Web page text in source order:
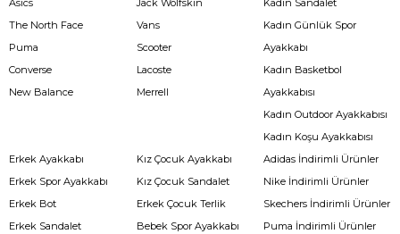
The North Face
Puma
Converse
New Balance
Vans
Scooter
Lacoste
Merrell
Kadın Günlük Spor
Ayakkabı
Kadın Basketbol
Ayakkabısı
Kadın Outdoor Ayakkabısı
Kadın Koşu Ayakkabısı
Erkek Ayakkabı
Erkek Spor Ayakkabı
Erkek Bot
Erkek Sandalet
Kız Çocuk Ayakkabı
Kız Çocuk Sandalet
Erkek Çocuk Terlik
Bebek Spor Ayakkabı
Adidas İndirimli Ürünler
Nike İndirimli Ürünler
Skechers İndirimli Ürünler
Puma İndirimli Ürünler